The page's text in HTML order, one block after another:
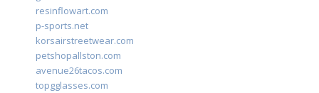
resinflowart.com
p-sports.net
korsairstreetwear.com
petshopallston.com
avenue26tacos.com
topgglasses.com